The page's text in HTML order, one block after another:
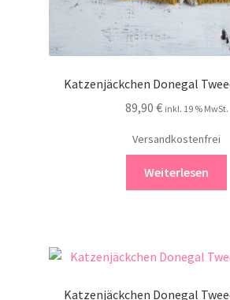
Katzenjäckchen Donegal
89,90 € inkl. 19 % MwSt.
Versandkostenfrei
Weiterlesen
Katzenjäckchen Donegal